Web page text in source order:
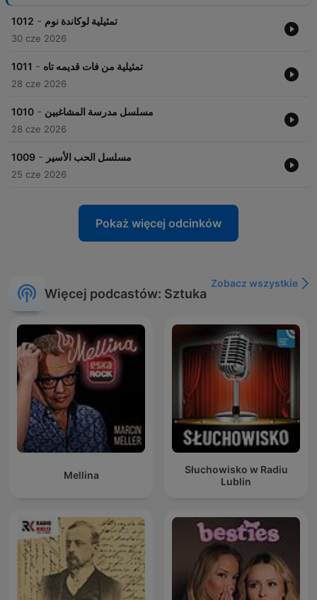
1012 - تمثيلية لوكاندة نوم
30 cze 2026
1011 - تمثيلية من فات قديمه تاه
28 cze 2026
1010 - مسلسل مدرسة المشاغبين
28 cze 2026
1009 - مسلسل الحب الأسير
25 cze 2026
Pokaż więcej odcinków
Więcej podcastów: Sztuka
Zobacz wszystkie
Mellina
Słuchowisko w Radiu
Lublin